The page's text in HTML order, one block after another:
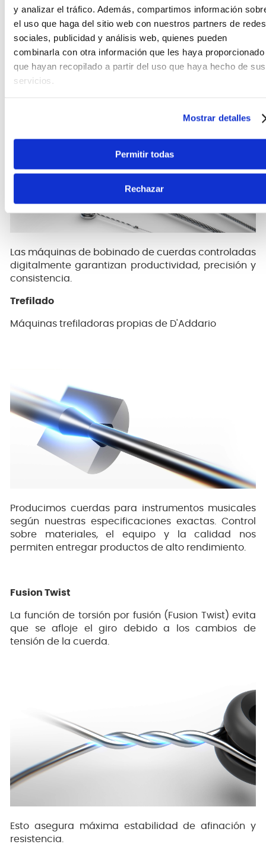
y analizar el tráfico. Además, compartimos información
el uso que haga del sitio web con nuestros partners de redes
sociales, publicidad y análisis web, quienes pueden
combinarla con otra información que les haya proporcionado
que hayan recopilado a partir del uso que haya hecho de sus
servicios.
Mostrar detalles
Permitir todas
Rechazar
Tecnología de bobinado
El equipo de bobinado de cuerdas está diseñado y
construido por el equipo de ingeniería de D'Addario.
Garantizando un rango de producción de 500.000
hasta 800.000 cuerdas por día.
Las máquinas de bobinado de cuerdas controladas
digitalmente garantizan productividad, precisión y
consistencia.
Trefilado
Máquinas trefiladoras propias de D'Addario
Producimos cuerdas para instrumentos musicales
según nuestras especificaciones exactas. Control
sobre materiales, el equipo y la calidad nos
permiten entregar productos de alto rendimiento.
Fusion Twist
La función de torsión por fusión (Fusion Twist) evita
que se afloje el giro debido a los cambios de
tensión de la cuerda.
Esto asegura máxima estabilidad de afinación y
resistencia.